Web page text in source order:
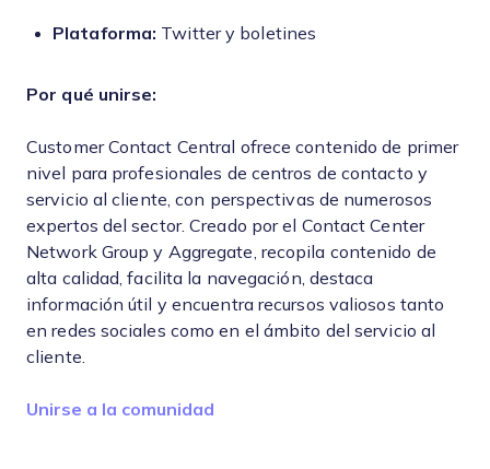
Plataforma: Twitter y boletines
Por qué unirse:
Customer Contact Central ofrece contenido de primer
nivel para profesionales de centros de contacto y
servicio al cliente, con perspectivas de numerosos
expertos del sector. Creado por el Contact Center
Network Group y Aggregate, recopila contenido de
alta calidad, facilita la navegación, destaca
información útil y encuentra recursos valiosos tanto
en redes sociales como en el ámbito del servicio al
cliente.
Unirse a la comunidad